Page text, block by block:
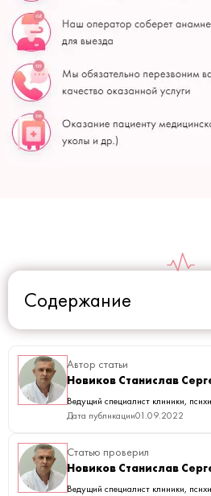
Содержание
Автор статьи
Новиков Станислав
Ведущий специалист клиники,
Дата публикации01.09.2022
Статью проверил
Новиков Станислав
Ведущий специалист клиники,